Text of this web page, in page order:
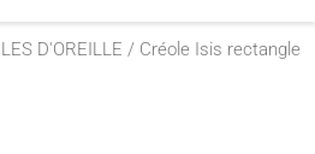
D'OREILLE / Créole Isis rectangle